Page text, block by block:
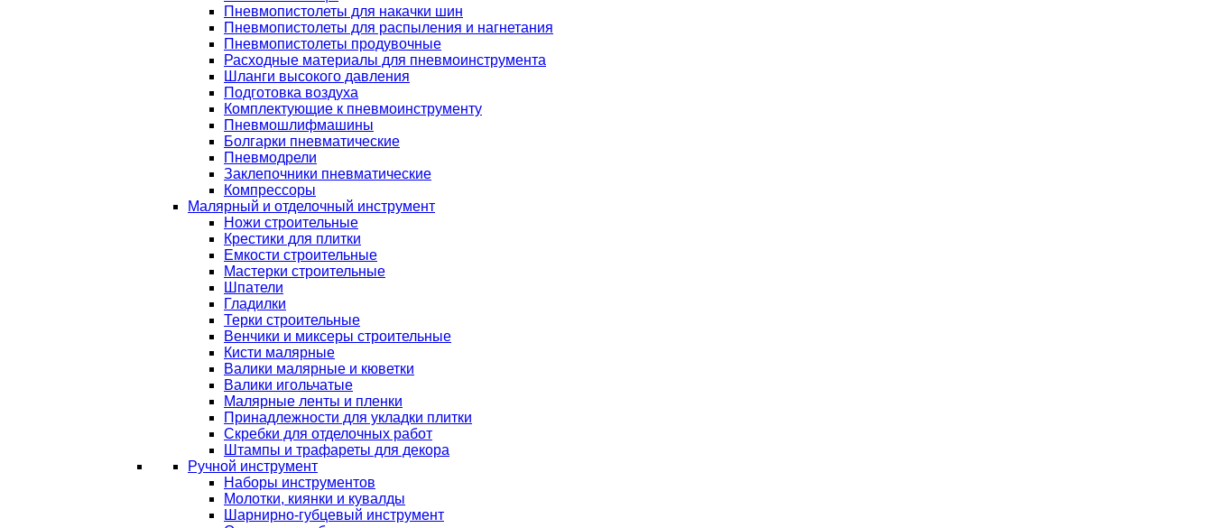
Пневмопистолеты для накачки шин
Пневмопистолеты для распыления и нагнетания
Пневмопистолеты продувочные
Расходные материалы для пневмоинструмента
Шланги высокого давления
Подготовка воздуха
Комплектующие к пневмоинструменту
Пневмошлифмашины
Болгарки пневматические
Пневмодрели
Заклепочники пневматические
Компрессоры
Малярный и отделочный инструмент
Ножи строительные
Крестики для плитки
Емкости строительные
Мастерки строительные
Шпатели
Гладилки
Терки строительные
Венчики и миксеры строительные
Кисти малярные
Валики малярные и кюветки
Валики игольчатые
Малярные ленты и пленки
Принадлежности для укладки плитки
Скребки для отделочных работ
Штампы и трафареты для декора
Ручной инструмент
Наборы инструментов
Молотки, киянки и кувалды
Шарнирно-губцевый инструмент